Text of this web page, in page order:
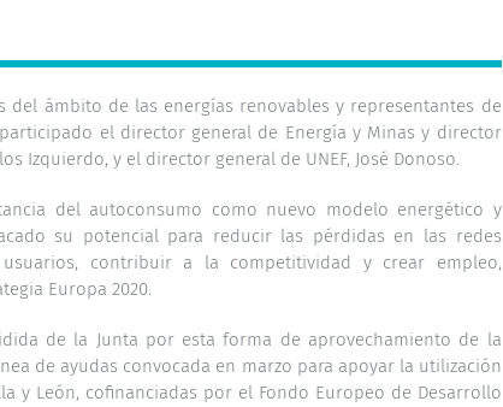
ámbito de las energías renovables y representantes de
el director general de Energía y Minas y director
Izquierdo, y el director general de UNEF, José Donoso.
del autoconsumo como nuevo modelo energético y
su potencial para reducir las pérdidas en las redes
contribuir a la competitividad y crear empleo,
Europa 2020.
de la Junta por esta forma de aprovechamiento de la
de ayudas convocada en marzo para apoyar la utilización
y León, cofinanciadas por el Fondo Europeo de Desarrollo